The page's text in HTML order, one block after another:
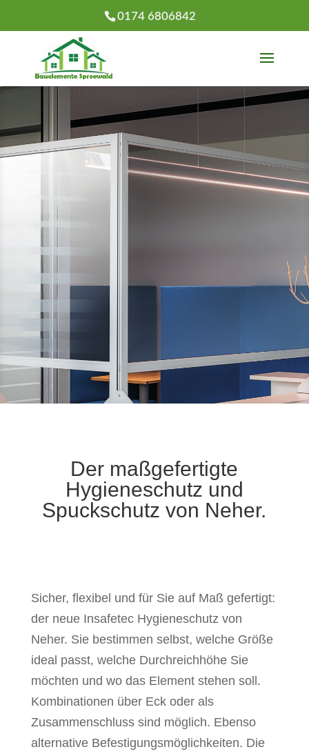
0174 6806842
Der maßgefertigte
Hygieneschutz und
Spuckschutz von Neher.
Sicher, flexibel und für Sie auf Maß gefertigt:
der neue Insafetec Hygieneschutz von
Neher. Sie bestimmen selbst, welche Größe
ideal passt, welche Durchreichhöhe Sie
möchten und wo das Element stehen soll.
Kombinationen über Eck oder als
Zusammenschluss sind möglich. Ebenso
alternative Befestigungsmöglichkeiten. Die